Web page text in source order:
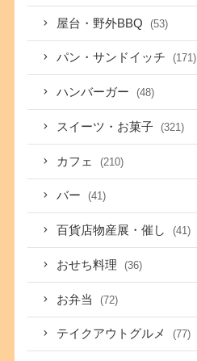
屋台・野外BBQ (53)
パン・サンドイッチ (171)
ハンバーガー (48)
スイーツ・お菓子 (321)
カフェ (210)
バー (41)
百貨店物産展・催し (41)
おせち料理 (36)
お弁当 (72)
テイクアウトグルメ (77)